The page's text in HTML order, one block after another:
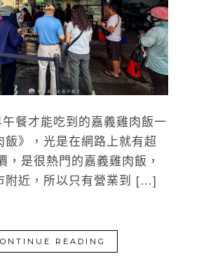
餐才能吃到的嘉義雞肉飯一
飯》，光是在網路上就有超
，是很熱門的嘉義雞肉飯，
附近，所以只有營業到 […]
READING